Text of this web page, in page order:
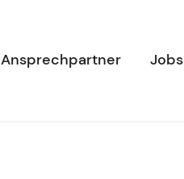
Ansprechpartner Jobs